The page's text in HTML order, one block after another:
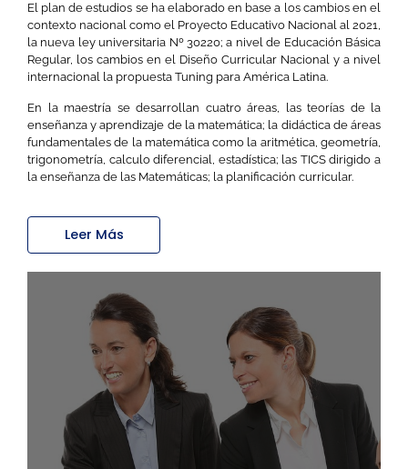
El plan de estudios se ha elaborado en base a los cambios en el
contexto nacional como el Proyecto Educativo Nacional al 2021,
la nueva ley universitaria Nº 30220; a nivel de Educación Básica
Regular, los cambios en el Diseño Curricular Nacional y a nivel
internacional la propuesta Tuning para América Latina.
En la maestría se desarrollan cuatro áreas, las teorías de la
enseñanza y aprendizaje de la matemática; la didáctica de áreas
fundamentales de la matemática como la aritmética, geometría,
trigonometría, calculo diferencial, estadística; las TICS dirigido a
la enseñanza de las Matemáticas; la planificación curricular.
Leer Más